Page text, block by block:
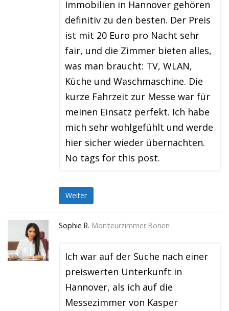
Immobilien in Hannover gehören
definitiv zu den besten. Der Preis
ist mit 20 Euro pro Nacht sehr
fair, und die Zimmer bieten alles,
was man braucht: TV, WLAN,
Küche und Waschmaschine. Die
kurze Fahrzeit zur Messe war für
meinen Einsatz perfekt. Ich habe
mich sehr wohlgefühlt und werde
hier sicher wieder übernachten.
No tags for this post.
Weiter
Sophie R. Monteurzimmer Bönen
Ich war auf der Suche nach einer
preiswerten Unterkunft in
Hannover, als ich auf die
Messezimmer von Kasper